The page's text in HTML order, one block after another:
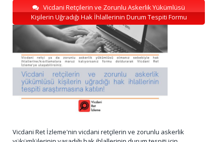
Vicdani Retçilerin ve Zorunlu Askerlik Yükümlüsü
Kişilerin Uğradığı Hak İhlallerinin Durum Tespiti Formu
Vicdani Ret İzleme'nin vicdani retçilerin ve zorunlu askerlik